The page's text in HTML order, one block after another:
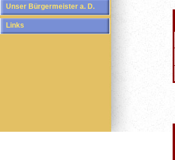
Unser Bürgermeister a. D.
Links